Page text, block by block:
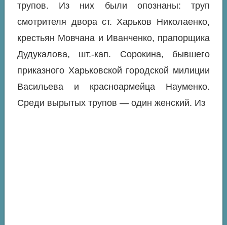
трупов. Из них были опознаны: труп
смотрителя двора ст. Харьков Николаенко,
крестьян Мовчана и Иванченко, прапорщика
Дудукалова, шт.-кап. Сорокина, бывшего
приказного Харьковской городской милиции
Васильева и красноармейца Науменко.
Среди вырытых трупов — один женский. Из